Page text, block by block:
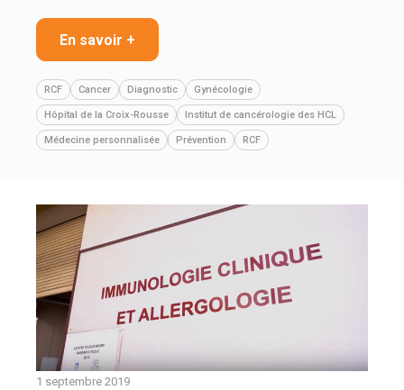
En savoir +
RCF Cancer Diagnostic Gynécologie
Hôpital de la Croix-Rousse Institut de cancérologie des HCL
Médecine personnalisée Prévention RCF
1 septembre 2019